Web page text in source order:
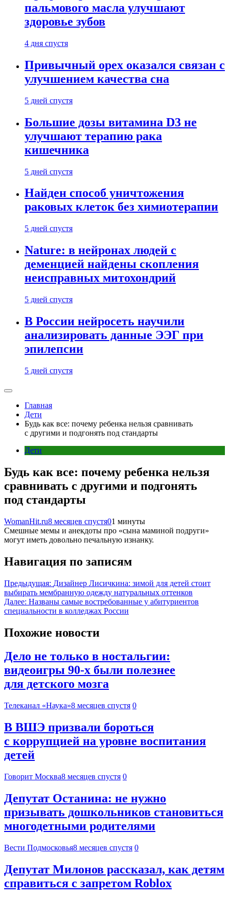
пальмового масла улучшают
здоровье зубов
4 дня спустя
Привычный орех оказался связан с
улучшением качества сна
5 дней спустя
Большие дозы витамина D3 не
улучшают терапию рака
кишечника
5 дней спустя
Найден способ уничтожения
раковых клеток без химиотерапии
5 дней спустя
Nature: в нейронах людей с
деменцией найдены скопления
неисправных митохондрий
5 дней спустя
В России нейросеть научили
анализировать данные ЭЭГ при
эпилепсии
5 дней спустя
Главная
Дети
Будь как все: почему ребенка нельзя сравнивать
с другими и подгонять под стандарты
Дети
Будь как все: почему ребенка нельзя
сравнивать с другими и подгонять
под стандарты
WomanHit.ru8 месяцев спустя01 минуты
Смешные мемы и анекдоты про «сына маминой подруги»
могут иметь довольно печальную изнанку.
Навигация по записям
Предыдущая: Дизайнер Лисичкина: зимой для детей стоит
выбирать мембранную одежду натуральных оттенков
Далее: Названы самые востребованные у абитуриентов
специальности в колледжах России
Похожие новости
Дело не только в ностальгии:
видеоигры 90-х были полезнее
для детского мозга
Телеканал «Наука»8 месяцев спустя 0
В ВШЭ призвали бороться
с коррупцией на уровне воспитания
детей
Говорит Москва8 месяцев спустя 0
Депутат Останина: не нужно
призывать дошкольников становиться
многодетными родителями
Вести Подмосковья8 месяцев спустя 0
Депутат Милонов рассказал, как детям
справиться с запретом Roblox